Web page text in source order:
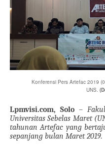
Konferensi Pers Artefac 2019
UNS.
Lpmvisi.com, Solo –
Universitas Sebelas Maret
tahunan Artefac yang
sepanjang bulan Maret 2019.